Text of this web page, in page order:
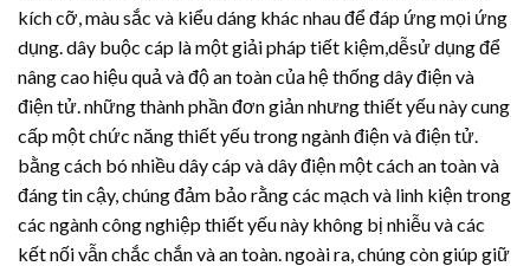
kích cỡ, màu sắc và kiểu dáng khác nhau để đáp ứng mọi ứng
dụng. dây buộc cáp là một giải pháp tiết kiệm,dễsử dụng để
nâng cao hiệu quả và độ an toàn của hệ thống dây điện và
điện tử. những thành phần đơn giản nhưng thiết yếu này cung
cấp một chức năng thiết yếu trong ngành điện và điện tử.
bằng cách bó nhiều dây cáp và dây điện một cách an toàn và
đáng tin cậy, chúng đảm bảo rằng các mạch và linh kiện trong
các ngành công nghiệp thiết yếu này không bị nhiễu và các
kết nối vẫn chắc chắn và an toàn. ngoài ra, chúng còn giúp giữ